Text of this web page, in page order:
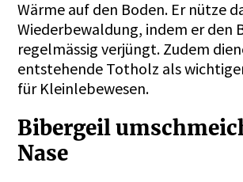
Wärme auf den Boden. Er nütze
Wiederbewaldung, indem er den
regelmässig verjüngt. Zudem
entstehende Totholz als
für Kleinlebewesen.
Bibergeil
Nase